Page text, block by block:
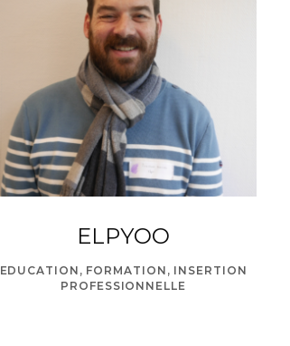
ELPYOO
EDUCATION, FORMATION, INSERTION
PROFESSIONNELLE